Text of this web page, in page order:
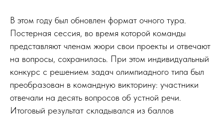
В этом году был обновлен формат очного тура.
Постерная сессия, во время которой команды
представляют членам жюри свои проекты и отвечают
на вопросы, сохранилась. При этом индивидуальный
конкурс с решением задач олимпиадного типа был
преобразован в командную викторину: участники
отвечали на десять вопросов об устной речи.
Итоговый результат складывался из баллов